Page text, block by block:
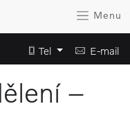
Menu
Tel E-mail
–